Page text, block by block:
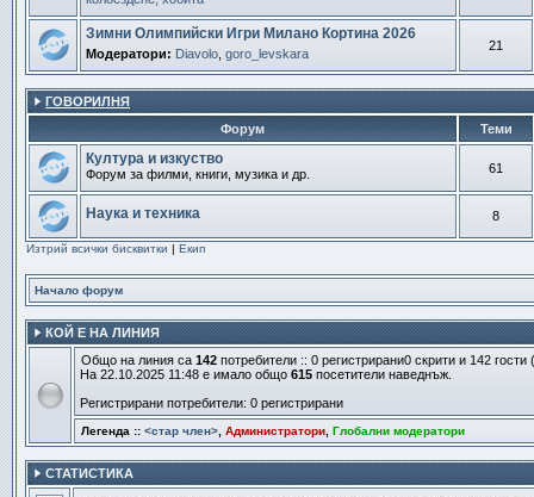
Зимни Олимпийски Игри Милано Кортина 2026
Модератори: Diavolo goro_levskara
21
ГОВОРИЛНЯ
Форум
Теми
Култура и изкуство
Форум за филми, книги, музика и др. 61
Наука и техника 8
Изтрий всички бисквитки | Екип
Начало форум
КОЙ Е НА ЛИНИЯ
Общо на линия са 142 потребители :: 0 регистрирани0 скрити и 142
На 22.10.2025 11:48 е имало общо 615 посетители наведнъж.
Регистрирани потребители: 0 регистрирани
Легенда :: <стар член> Администратори Глобални модератори
СТАТИСТИКА